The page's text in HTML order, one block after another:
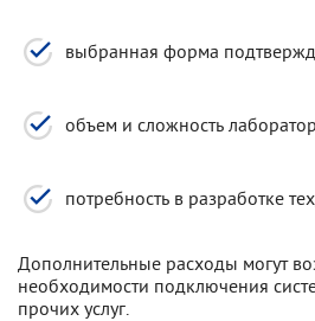
выбранная форма
объем и сложность
потребность в разработке
Дополнительные расходы могут
необходимости подключения
прочих услуг.